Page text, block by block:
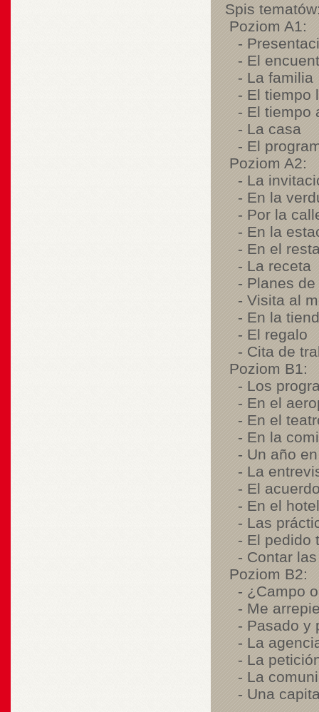
Spis tematów
Poziom A1:
-
- El
- La familia
- El tiempo
- El tiempo
- La casa
- El
Poziom A2:
- La
- En la
- Por la
- En la
- En el
- La receta
- Planes de
- Visita al
- En la
- El regalo
- Cita de
Poziom B1:
- Los
- En el
- En el
- En la
- Un año
- La
- El
- En el hotel
- Las
- El pedido
- Contar
Poziom B2:
- ¿Campo
- Me
- Pasado y
- La
- La
- La
- Una